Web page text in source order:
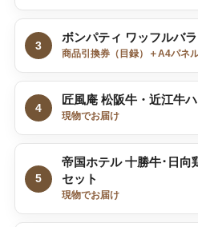
3
ボンパティ ワッフルバ
商品引換券（目録）＋A4パネ
4
匠風庵 松阪牛・近江牛
現物でお届け
5
帝国ホテル 十勝牛･日向
セット
現物でお届け